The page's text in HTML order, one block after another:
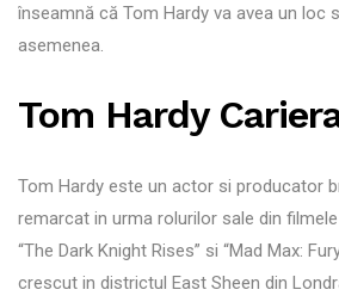
înseamnă că Tom Hardy va avea un loc
asemenea.
Tom Hardy
Tom Hardy este un actor si producator
remarcat in urma rolurilor sale din
“The Dark Knight Rises” si “Mad Max:
crescut in districtul East Sheen din